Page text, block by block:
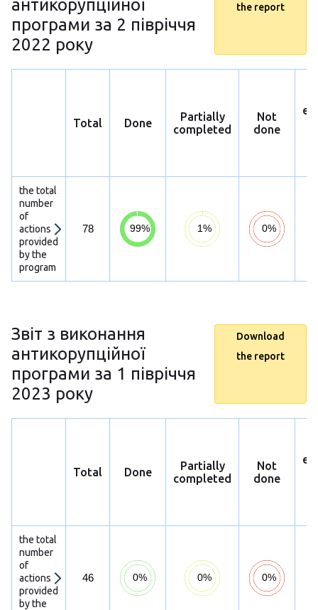
антикорупційної
програми за 2 півріччя
2022 року
the report
Total Done
Partially
completed
Not
done
the total
number
of
actions
provided
by the
program
78
Звіт з виконання
антикорупційної
програми за 1 півріччя
2023 року
Download
the report
Total Done
Partially
completed
Not
done
the total
number
of
actions
provided
by the
46